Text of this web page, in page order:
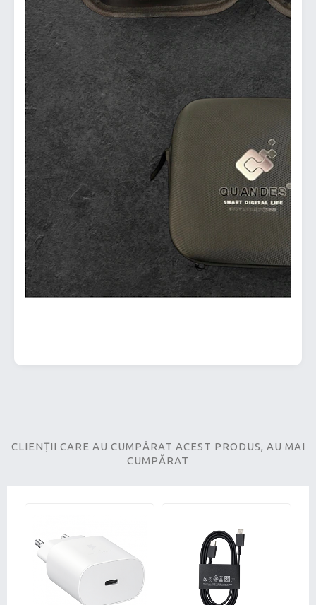
CLIENȚII CARE AU CUMPĂRAT ACEST PRODUS, AU MAI
CUMPĂRAT